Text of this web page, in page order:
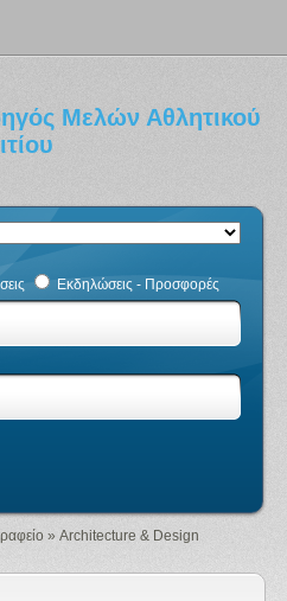
Μελών Αθλητικού
Εκδηλώσεις - Προσφορές
» Architecture & Design